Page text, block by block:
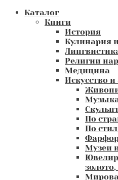
Каталог
Книги
История
Кулинария
Религии
Медицина
Искусство
По
По
Музеи
золото,